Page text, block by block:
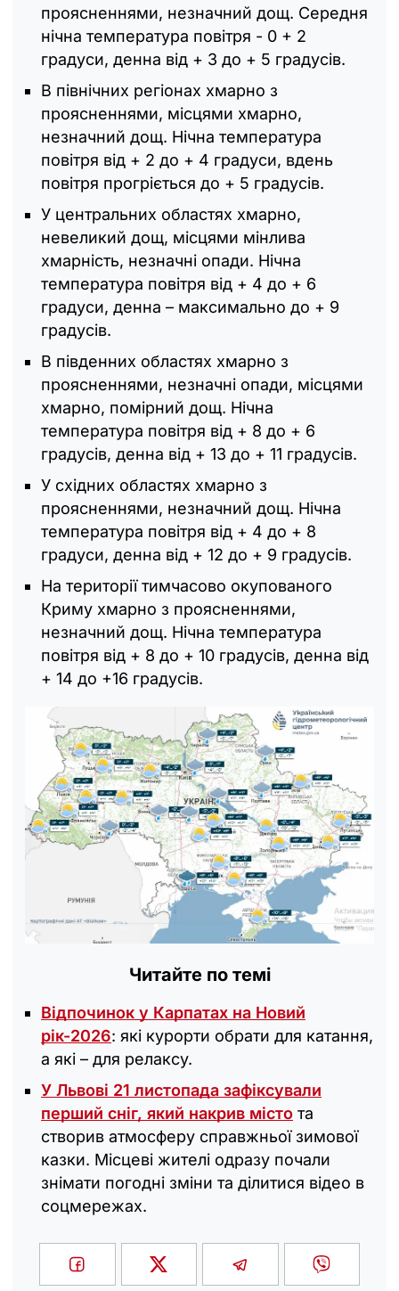
проясненнями, незначний дощ. Середня
нічна температура повітря - 0 + 2
градуси, денна від + 3 до + 5 градусів.
В північних регіонах хмарно з
проясненнями, місцями хмарно,
незначний дощ. Нічна температура
повітря від + 2 до + 4 градуси, вдень
повітря прогріється до + 5 градусів.
У центральних областях хмарно,
невеликий дощ, місцями мінлива
хмарність, незначні опади. Нічна
температура повітря від + 4 до + 6
градуси, денна – максимально до + 9
градусів.
В південних областях хмарно з
проясненнями, незначні опади, місцями
хмарно, помірний дощ. Нічна
температура повітря від + 8 до + 6
градусів, денна від + 13 до + 11 градусів.
У східних областях хмарно з
проясненнями, незначний дощ. Нічна
температура повітря від + 4 до + 8
градуси, денна від + 12 до + 9 градусів.
На території тимчасово окупованого
Криму хмарно з проясненнями,
незначний дощ. Нічна температура
повітря від + 8 до + 10 градусів, денна від
+ 14 до +16 градусів.
Читайте по темі
Відпочинок у Карпатах на Новий
рік-2026: які курорти обрати для катання,
а які – для релаксу.
У Львові 21 листопада зафіксували
перший сніг, який накрив місто та
створив атмосферу справжньої зимової
казки. Місцеві жителі одразу почали
знімати погодні зміни та ділитися відео в
соцмережах.